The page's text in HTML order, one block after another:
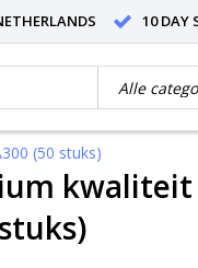
10 DAY
(50 stuks)